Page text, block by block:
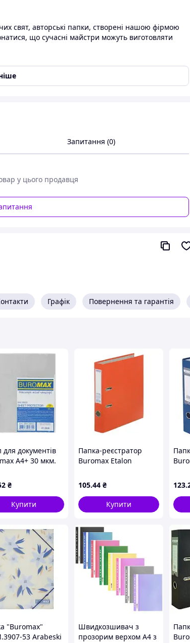
свят, авторські папки, створені нашою фірмою
що сучасні майстри можуть виготовляти
Запитання (0)
у цього продавця
Графік Повернення та гарантія
документів
А4+ 30 мкм.
100 шт.
₴
Купити
Папка-реєстратор
Buromax Etalon
мм одностороння PP
(BM.3016-11c)
105.44 ₴
Купити
123
"Buromax"
53 Arabeski
Швидкозшивач з
прозорим верхом А4 з